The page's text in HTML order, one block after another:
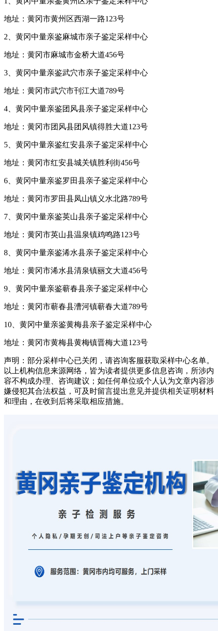
地址：黄冈市黄州区西湖一路123号
2、黄冈中量亲鉴麻城市亲子鉴定采样中心
地址：黄冈市麻城市金桥大道456号
3、黄冈中量亲鉴武穴市亲子鉴定采样中心
地址：黄冈市武穴市刊江大道789号
4、黄冈中量亲鉴团风县亲子鉴定采样中心
地址：黄冈市团风县团风镇得胜大道123号
5、黄冈中量亲鉴红安县亲子鉴定采样中心
地址：黄冈市红安县城关镇胜利街456号
6、黄冈中量亲鉴罗田县亲子鉴定采样中心
地址：黄冈市罗田县凤山镇义水北路789号
7、黄冈中量亲鉴英山县亲子鉴定采样中心
地址：黄冈市英山县温泉镇鸡鸣路123号
8、黄冈中量亲鉴浠水县亲子鉴定采样中心
地址：黄冈市浠水县清泉镇丽文大道456号
9、黄冈中量亲鉴蕲春县亲子鉴定采样中心
地址：黄冈市蕲春县漕河镇蕲春大道789号
10、黄冈中量亲鉴黄梅县亲子鉴定采样中心
地址：黄冈市黄梅县黄梅镇晋梅大道123号
声明：部分采样中心已关闭，请咨询客服获取采样中心名单。
以上机构信息来源网络，皆为读者提供更多信息咨询，所涉内
容不构成办理、咨询建议；如任何单位或个人认为文章内容涉
嫌侵犯其合法权益，可及时留言提出意见并提供相关证明材料
和理由，在收到后将采取相应措施。